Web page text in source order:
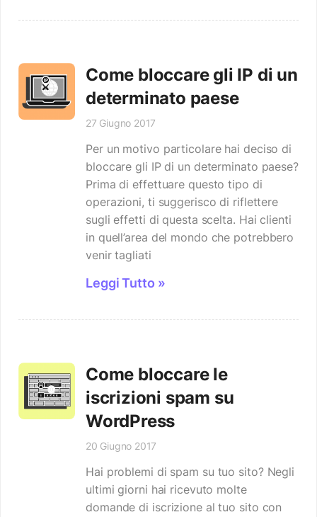
Come bloccare gli IP di un
determinato paese
27 Giugno 2017
Per un motivo particolare hai deciso di
bloccare gli IP di un determinato paese?
Prima di effettuare questo tipo di
operazioni, ti suggerisco di riflettere
sugli effetti di questa scelta. Hai clienti
in quell’area del mondo che potrebbero
venir tagliati
Leggi Tutto »
Come bloccare le
iscrizioni spam su
WordPress
20 Giugno 2017
Hai problemi di spam su tuo sito? Negli
ultimi giorni hai ricevuto molte
domande di iscrizione al tuo sito con